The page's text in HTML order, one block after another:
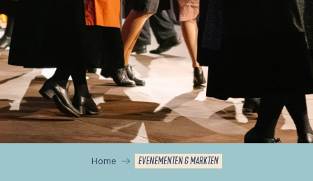
Home EVENEMENTEN & MARKTEN